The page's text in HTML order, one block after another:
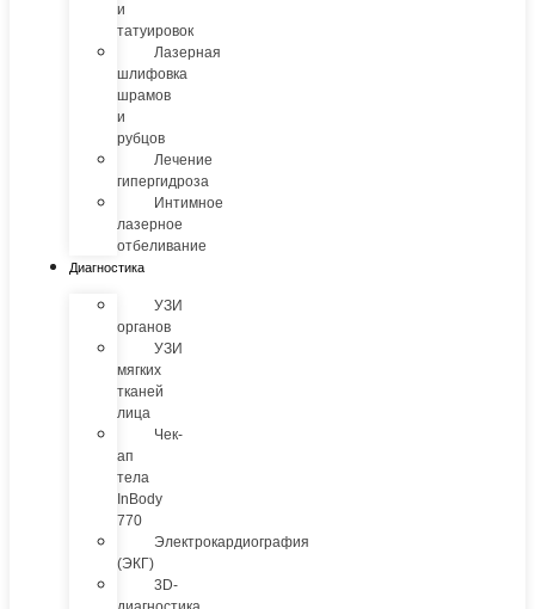
и
татуировок
Лазерная
шлифовка
шрамов
и
рубцов
Лечение
гипергидроза
Интимное
лазерное
отбеливание
Диагностика
УЗИ
органов
УЗИ
мягких
тканей
лица
Чек-
ап
тела
InBody
770
Электрокардиография
(ЭКГ)
3D-